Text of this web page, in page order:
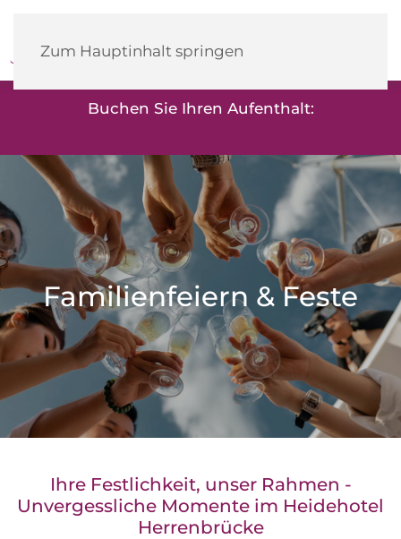
Zum Hauptinhalt springen
Herrenbrücke
Buchen Sie Ihren Aufenthalt:
Familienfeiern & Feste
Ihre Festlichkeit, unser Rahmen -
Unvergessliche Momente im Heidehotel
Herrenbrücke